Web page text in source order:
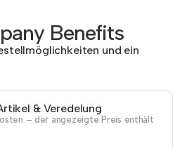
Benefits
und ein
& Veredelung
– der angezeigte Preis enthält